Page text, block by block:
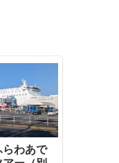
らわあで